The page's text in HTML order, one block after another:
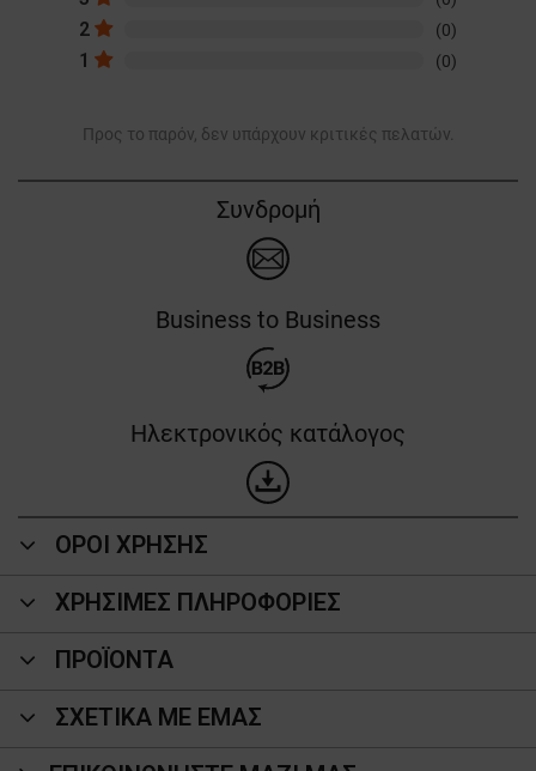
2 (0)
1 (0)
Προς το παρόν, δεν υπάρχουν κριτικές πελατών.
Συνδρομή
Business to Business
Ηλεκτρονικός κατάλογος
ΟΡΟΙ ΧΡΗΣΗΣ
ΧΡΗΣΙΜΕΣ ΠΛΗΡΟΦΟΡΙΕΣ
ΠΡΟΪΌΝΤΑ
ΣΧΕΤΙΚΑ ΜΕ ΕΜΑΣ